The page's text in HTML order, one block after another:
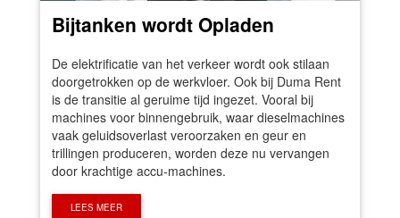
Bijtanken wordt Opladen
De elektrificatie van het verkeer wordt ook stilaan
doorgetrokken op de werkvloer. Ook bij Duma Rent
is de transitie al geruime tijd ingezet. Vooral bij
machines voor binnengebruik, waar dieselmachines
vaak geluidsoverlast veroorzaken en geur en
trillingen produceren, worden deze nu vervangen
door krachtige accu-machines.
LEES MEER